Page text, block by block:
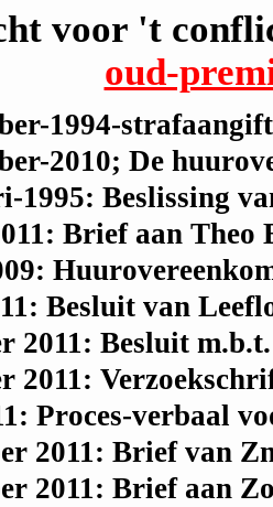
voor 't
oud-
1994-
2010; De
1995: Beslissing
Brief aan Theo
Besluit van
2011: Besluit
2011:
Proces-verbaal
2011: Brief van
2011: Brief aan